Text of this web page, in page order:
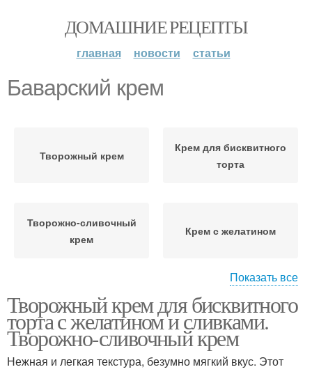
ДОМАШНИЕ РЕЦЕПТЫ
главная новости статьи
Баварский крем
Творожный крем
Крем для бисквитного
торта
Творожно-сливочный
крем
Крем с желатином
Сметанный крем Крем для торта
Показать все
Творожный крем для бисквитного
торта с желатином и сливками.
Творожно-сливочный крем
Нежная и легкая текстура, безумно мягкий вкус. Этот